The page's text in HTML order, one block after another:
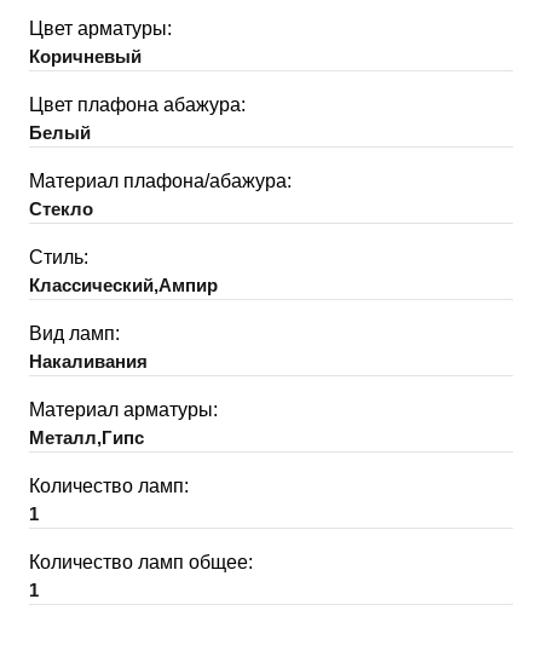
Цвет арматуры:
Коричневый
Цвет плафона абажура:
Белый
Материал плафона/абажура:
Стекло
Стиль:
Классический,Ампир
Вид ламп:
Накаливания
Материал арматуры:
Металл,Гипс
Количество ламп:
1
Количество ламп общее:
1